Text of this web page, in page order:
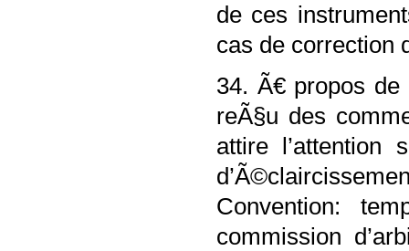
de ces
cas de correction
34. Ã€ propos de
reÃ§u des
attire l’attention
Convention:
commission